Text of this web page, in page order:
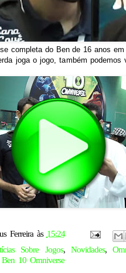
completa do Ben de 16 anos
joga o jogo, também podemos
Ferreira às 15:24
Sobre Jogos, Novidades,
10 Omniverse